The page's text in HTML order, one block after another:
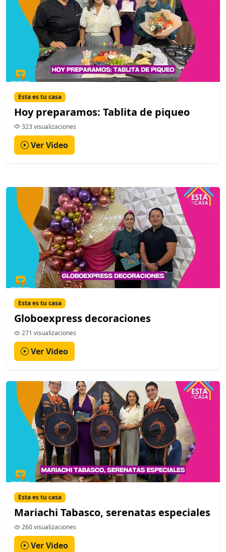
Esta es tu casa
Hoy preparamos: Tablita de piqueo
323 visualizaciones
Ver Video
Esta es tu casa
Globoexpress decoraciones
271 visualizaciones
Ver Video
Esta es tu casa
Mariachi Tabasco, serenatas especiales
260 visualizaciones
Ver Video